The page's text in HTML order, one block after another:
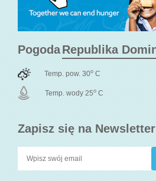
Zapisz się na Newsletter
Pogoda
Temp. pow. 30o C
Temp. wody 25o C